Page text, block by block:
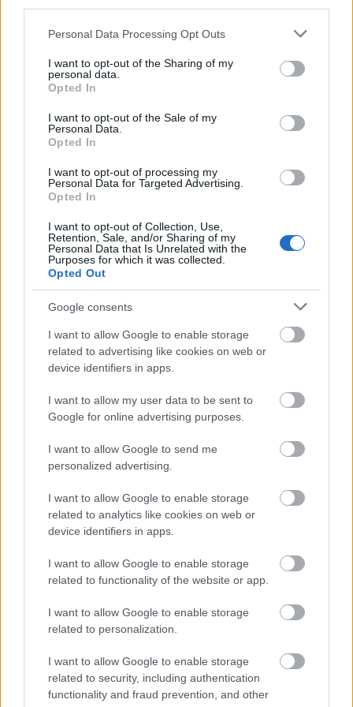
Please note that this website/app uses one or more Google
not limited to your visit or usage behaviour. You may click to
grant or deny consent to Google and its third-party tags to
use your data for below specified purposes in below Google
consent section.
Personal Data Processing Opt Outs
I want to opt-out of the Sharing of my
personal data.
Opted In
I want to opt-out of the Sale of my
Personal Data.
Opted In
I want to opt-out of processing my
Personal Data for Targeted Advertising.
Opted In
I want to opt-out of Collection, Use,
Retention, Sale, and/or Sharing of my
Personal Data that Is Unrelated with the
Purposes for which it was collected.
Opted Out
Google consents
I want to allow Google to enable storage
related to advertising like cookies on web or
device identifiers in apps.
I want to allow my user data to be sent to
Google for online advertising purposes.
I want to allow Google to send me
personalized advertising.
I want to allow Google to enable storage
related to analytics like cookies on web or
device identifiers in apps.
I want to allow Google to enable storage
related to functionality of the website or app.
I want to allow Google to enable storage
related to personalization.
I want to allow Google to enable storage
related to security, including authentication
functionality and fraud prevention, and other
Χθες Τρίτη, η Φρέντερικσεν παρουσίασε ένα
πολιτικό πρόγραμμα που υπόσχεται στήριξη των
οικογενειών που είναι αντιμέτωπες με την
ακρίβεια ενώ δεσμεύθηκε να συνεχίσει μια
περιοριστική μεταναστευτική πολιτική.
Στις εκλογές του Μαρτίου, οι Σοσιαλδημοκράτες
1903, όμως παρέμειναν μακράν το πρώτο κόμμα
με 38 έδρες.
Ούτε ο συνασπισμός της αριστεράς ούτε κι
εκείνος της δεξιάς κατάφεραν να εξασφαλίσουν